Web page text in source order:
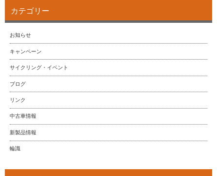
カテゴリー
お知らせ
キャンペーン
サイクリング・イベント
ブログ
リンク
中古車情報
新製品情報
輪識